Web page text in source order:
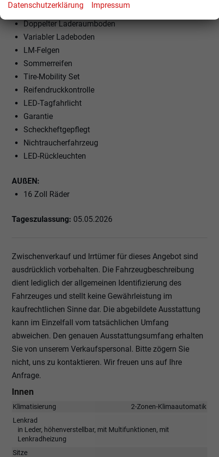
EXTRAS:
Doppelter Laderaumboden
Variabler Ladeboden
LM-Felgen
Sommerreifen
Tire-Mobility Set
Reifendruckkontrolle
LED-Tagfahrlicht
Garantie
Scheckheftgepflegt
Nichtraucherfahrzeug
LED-Rückleuchten
AUßEN:
16 Zoll Räder
Tageszulassung: 05.05.2026
Zwischenverkauf und Irrtümer für dieses Angebot sind
ausdrücklich vorbehalten. Die Fahrzeugbeschreibung
dient lediglich der allgemeinen Identifizierung des
Fahrzeuges und stellt keine Gewährleistung im
kaufrechtlichen Sinne dar. Die abgebildete Ausstattung
kann im Einzelfall vom tatsächlichen Umfang
abweichen. Den genauen Ausstattungsumfang erhalten
Sie von unserem Verkaufspersonal. Bitte zögern Sie
nicht, uns zu kontaktieren. Wir freuen uns auf Ihre
Anfrage.
Innen
Klimatisierung
2-Zonen-Klimaautomatik
Lenkrad
in Leder, höhenverstellbar, mit Multifunktionen, mit
Lenkradheizung
Sitze
Datenschutzerklärung Impressum